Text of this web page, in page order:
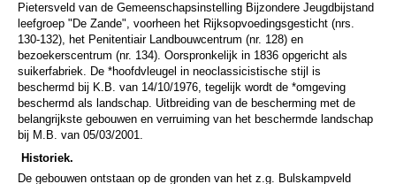
Pietersveld van de Gemeenschapsinstelling Bijzondere Jeugdbijstand
leefgroep "De Zande", voorheen het Rijksopvoedingsgesticht (nrs.
130-132), het Penitentiair Landbouwcentrum (nr. 128) en
bezoekerscentrum (nr. 134). Oorspronkelijk in 1836 opgericht als
suikerfabriek. De *hoofdvleugel in neoclassicistische stijl is
beschermd bij K.B. van 14/10/1976, tegelijk wordt de *omgeving
beschermd als landschap. Uitbreiding van de bescherming met de
belangrijkste gebouwen en verruiming van het beschermde landschap
bij M.B. van 05/03/2001.
Historiek.
De gebouwen ontstaan op de gronden van het z.g. Bulskampveld